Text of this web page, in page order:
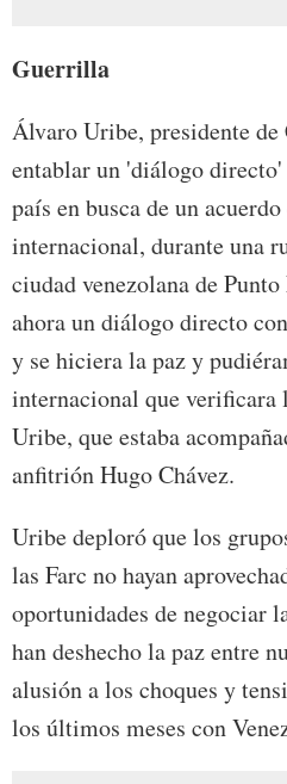
Guerrilla
Álvaro Uribe, presidente
entablar un 'diálogo
país en busca de un
internacional, durante una
ciudad venezolana de
ahora un diálogo directo
y se hiciera la paz y
internacional que verificara
Uribe, que estaba
anfitrión Hugo Chávez.
Uribe deploró que los
las Farc no hayan
oportunidades de negociar
han deshecho la paz entre
alusión a los choques y
los últimos meses con